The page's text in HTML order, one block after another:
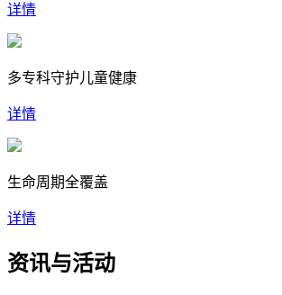
详情
多专科守护儿童健康
详情
生命周期全覆盖
详情
资讯与活动